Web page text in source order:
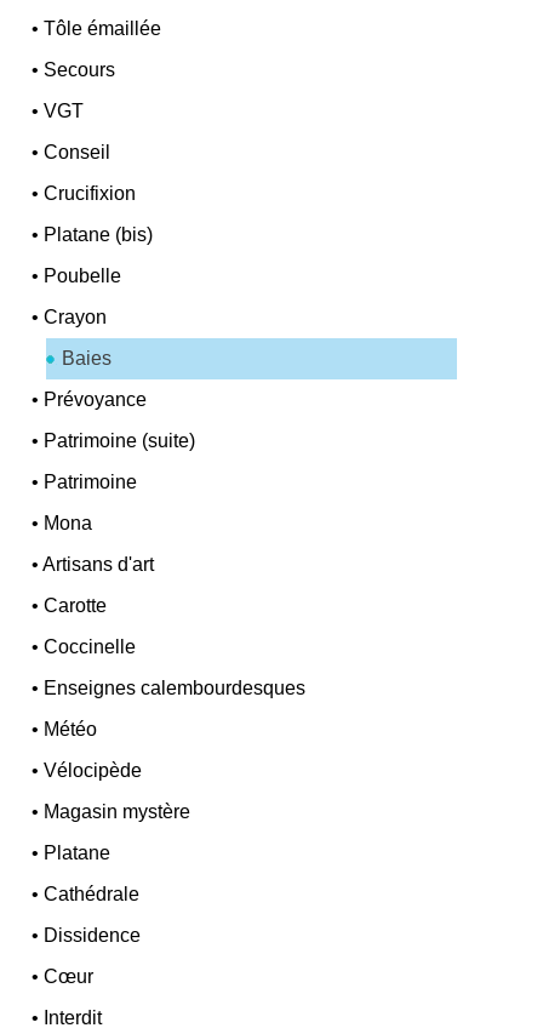
•Tôle émaillée
• Secours
•VGT
•Conseil
•Crucifixion
• Platane (bis)
• Poubelle
•Crayon
Baies
• Prévoyance
• Patrimoine (suite)
• Patrimoine
• Mona
•Artisans d'art
•Carotte
•Coccinelle
• Enseignes calembourdesques
• Météo
•Vélocipède
• Magasin mystère
• Platane
•Cathédrale
• Dissidence
•Cœur
• Interdit